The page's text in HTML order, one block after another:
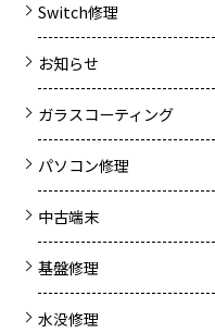
Switch修理
お知らせ
ガラスコーティング
パソコン修理
中古端末
基盤修理
水没修理